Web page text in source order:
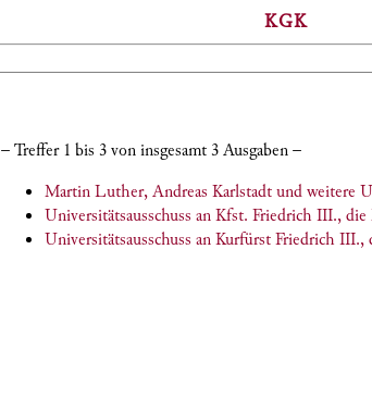
KGK
– Treffer 1 bis 3 von insgesamt 3 Ausgaben –
Martin Luther, Andreas Karlstadt und weitere
Universitätsausschuss an Kfst. Friedrich III.,
Universitätsausschuss an Kurfürst Friedrich III.,